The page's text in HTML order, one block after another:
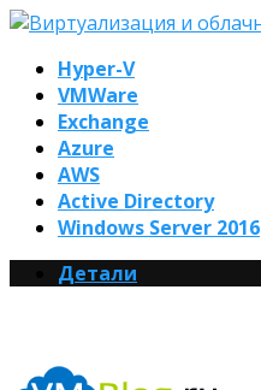
Hyper-V
VMWare
Exchange
Azure
AWS
Active Directory
Windows Server 2016
Детали